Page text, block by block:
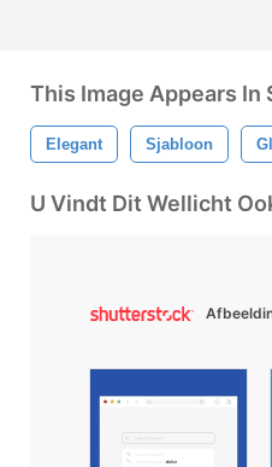
This Image Appears In
Elegant Sjabloon
U Vindt Dit Wellicht